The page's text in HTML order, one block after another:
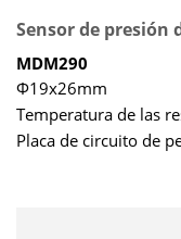
Sensor de presión
MDM290
Φ19x26mm
Temperatura de las
Placa de circuito de